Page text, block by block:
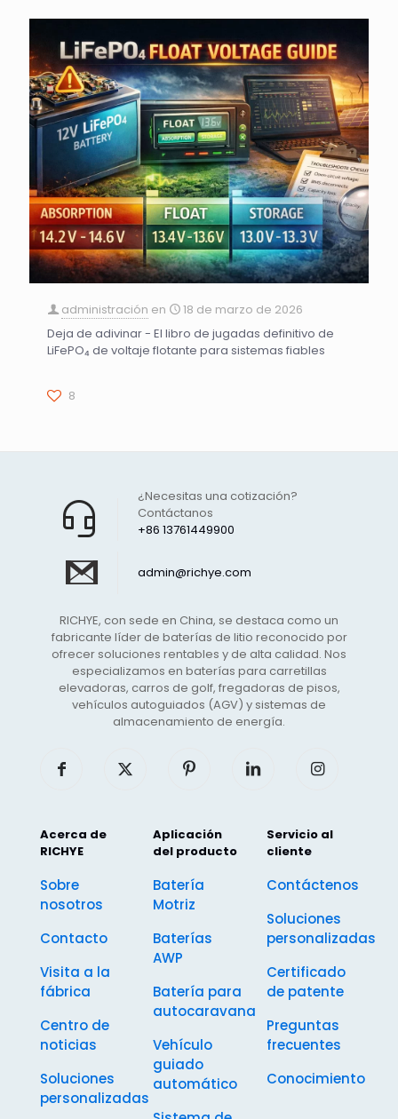
administración en
18 de marzo de 2026
Deja de adivinar - El libro de jugadas definitivo de
LiFePO₄ de voltaje flotante para sistemas fiables
8
+86 13761449900
¿Necesitas una cotización?
Contáctanos
admin@richye.com
RICHYE, con sede en China, se destaca como un
fabricante líder de baterías de litio reconocido por
ofrecer soluciones rentables y de alta calidad. Nos
especializamos en baterías para carretillas
elevadoras, carros de golf, fregadoras de pisos,
vehículos autoguiados (AGV) y sistemas de
almacenamiento de energía.
Acerca de
RICHYE
Sobre
nosotros
Contacto
Visita a la
fábrica
Centro de
noticias
Soluciones
personalizadas
Aplicación
del producto
Batería
Motriz
Baterías
AWP
Batería para
autocaravana
Vehículo
guiado
automático
Servicio al
cliente
Contáctenos
Soluciones
personalizadas
Certificado
de patente
Preguntas
frecuentes
Conocimiento